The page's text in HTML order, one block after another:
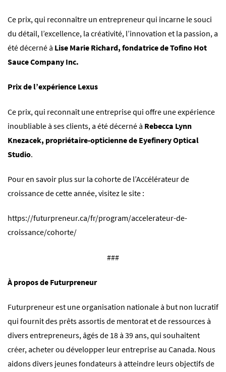
Ce prix, qui reconnaître un entrepreneur qui incarne le souci
du détail, l’excellence, la créativité, l’innovation et la passion, a
été décerné à Lise Marie Richard, fondatrice deTofino Hot
Sauce Company Inc.
Prix de l’expérience Lexus
Ce prix, qui reconnaît une entreprise qui offre une expérience
inoubliable à ses clients, a été décerné à Rebecca Lynn
Knezacek, propriétaire-opticienne de Eyefinery Optical
Studio.
Pour en savoir plus sur la cohorte de l’Accélérateur de
croissance de cette année, visitez le site :
https://futurpreneur.ca/fr/program/accelerateur-de-
croissance/cohorte/
###
À propos de Futurpreneur
Futurpreneurest une organisation nationale à but non lucratif
qui fournit des prêts assortis de mentorat et de ressources à
divers entrepreneurs, âgés de 18 à 39 ans, qui souhaitent
créer, acheter ou développer leur entreprise au Canada. Nous
aidons divers jeunes fondateurs à atteindre leurs objectifs de